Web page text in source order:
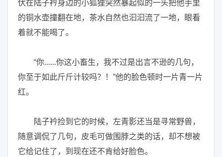
伏在陆子衿身边的小狐狸突然暴起似的一头把他手里
的铜水壶撞翻在地，茶水自然也汩汩流了一地，眼看
着就不能喝了。
“你......你这小畜生，我不过是出言不逊的几句，
你至于如此斤斤计较吗？！”他的脸色顿时一片青一片
红。
陆子衿捡到它的时候，左青影还当是寻常野兽，
随意调侃了几句，皮毛可做围脖之类的话，却不想被
它给记住了，到现在还不肯给好脸色。